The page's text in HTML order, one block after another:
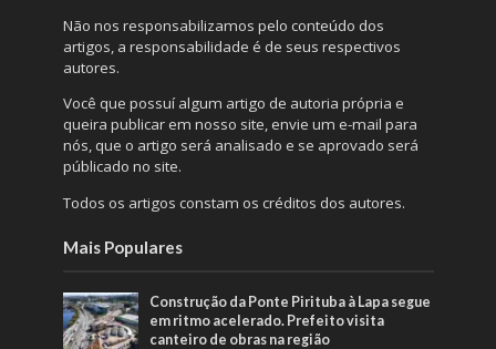
Não nos responsabilizamos pelo conteúdo dos
artigos, a responsabilidade é de seus respectivos
autores.
Você que possuí algum artigo de autoria própria e
queira publicar em nosso site, envie um e-mail para
nós, que o artigo será analisado e se aprovado será
públicado no site.
Todos os artigos constam os créditos dos autores.
Mais Populares
Construção da Ponte Pirituba à Lapa segue
em ritmo acelerado. Prefeito visita
canteiro de obras na região